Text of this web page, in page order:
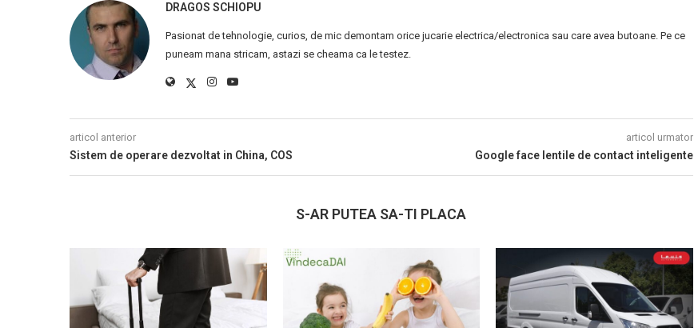
DRAGOS SCHIOPU
Pasionat de tehnologie, curios, de mic demontam orice jucarie electrica/electronica sau care avea butoane. Pe ce
puneam mana stricam, astazi se cheama ca le testez.
articol anterior
Sistem de operare dezvoltat in China, COS
articol urmator
Google face lentile de contact inteligente
S-AR PUTEA SA-TI PLACA